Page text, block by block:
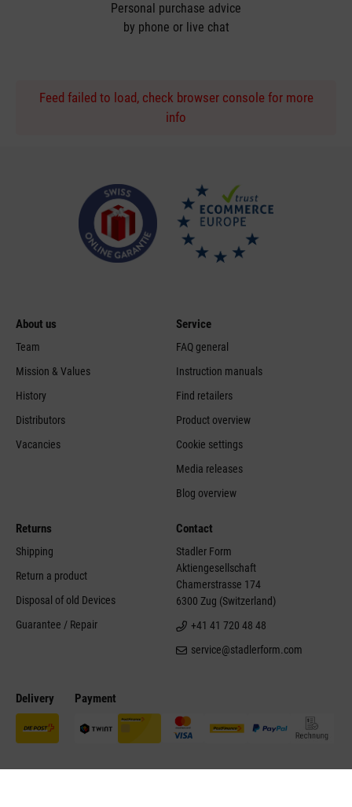
Personal purchase advice
by phone or live chat
Feed failed to load, check browser console for more
info
Delivery Payment
About us
Team
Mission & Values
History
Distributors
Vacancies
Service
FAQ general
Instruction manuals
Find retailers
Product overview
Cookie settings
Media releases
Blog overview
Returns
Shipping
Return a product
Disposal of old Devices
Guarantee / Repair
Contact
Stadler Form
Aktiengesellschaft
Chamerstrasse 174
6300 Zug (Switzerland)
+41 41 720 48 48
service@stadlerform.com